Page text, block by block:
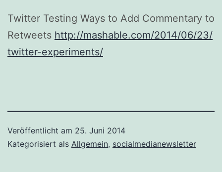
Twitter Testing Ways to Add Commentary to
Retweets http://mashable.com/2014/06/23/
twitter-experiments/
Veröffentlicht am 25. Juni 2014
Kategorisiert als Allgemein, socialmedianewsletter